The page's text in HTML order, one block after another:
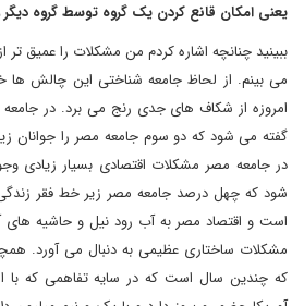
یعنی امکان قانع کردن یک گروه توسط گروه دیگر
ببینید چنانچه اشاره کردم من مشکلات را عمیق
می بینم. از لحاظ جامعه شناختی این چالش
امروزه از شکاف های جدی رنج می برد. در
گفته می شود که دو سوم جامعه مصر را
در جامعه مصر مشکلات اقتصادی بسیار زیادی
شود که چهل درصد جامعه مصر زیر خط فقر
است و اقتصاد مصر به آب رود نیل و حاشیه
مشکلات ساختاری عظیمی به دنبال می آورد.
که چندین سال است که در سایه تفاهمی که با